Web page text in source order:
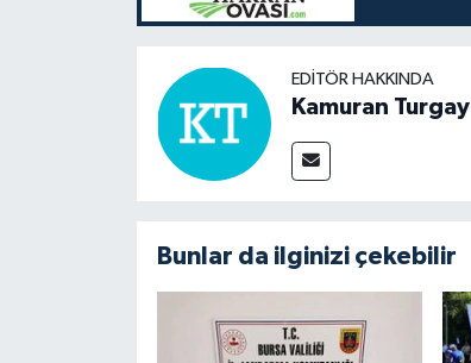
EDITÖR HAKKINDA
Kamuran Turgay
Bunlar da ilginizi çekebilir